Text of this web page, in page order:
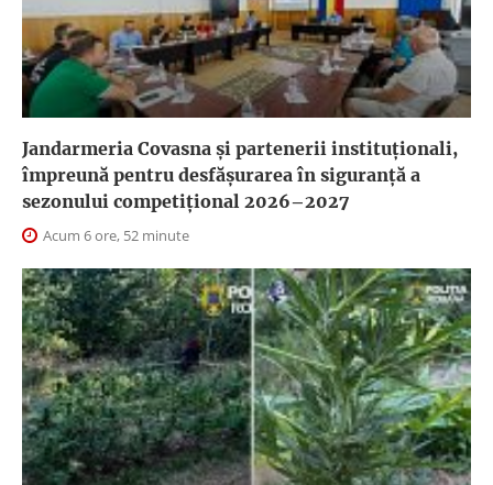
Jandarmeria Covasna și partenerii instituționali,
împreună pentru desfășurarea în siguranță a
sezonului competițional 2026–2027
Acum 6 ore, 52 minute